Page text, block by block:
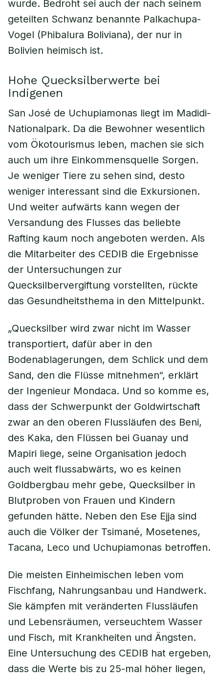
wurde. Bedroht sei auch der nach seinem
geteilten Schwanz benannte Palkachupa-
Vogel (Phibalura Boliviana), der nur in
Bolivien heimisch ist.
Hohe Quecksilberwerte bei
Indigenen
San José de Uchupiamonas liegt im Madidi-
Nationalpark. Da die Bewohner wesentlich
vom Ökotourismus leben, machen sie sich
auch um ihre Einkommensquelle Sorgen.
Je weniger Tiere zu sehen sind, desto
weniger interessant sind die Exkursionen.
Und weiter aufwärts kann wegen der
Versandung des Flusses das beliebte
Rafting kaum noch angeboten werden. Als
die Mitarbeiter des CEDIB die Ergebnisse
der Untersuchungen zur
Quecksilbervergiftung vorstellten, rückte
das Gesundheitsthema in den Mittelpunkt.
„Quecksilber wird zwar nicht im Wasser
transportiert, dafür aber in den
Bodenablagerungen, dem Schlick und dem
Sand, den die Flüsse mitnehmen“, erklärt
der Ingenieur Mondaca. Und so komme es,
dass der Schwerpunkt der Goldwirtschaft
zwar an den oberen Flussläufen des Beni,
des Kaka, den Flüssen bei Guanay und
Mapiri liege, seine Organisation jedoch
auch weit flussabwärts, wo es keinen
Goldbergbau mehr gebe, Quecksilber in
Blutproben von Frauen und Kindern
gefunden hätte. Neben den Ese Ejja sind
auch die Völker der Tsimané, Mosetenes,
Tacana, Leco und Uchupiamonas betroffen.
Die meisten Einheimischen leben vom
Fischfang, Nahrungsanbau und Handwerk.
Sie kämpfen mit veränderten Flussläufen
und Lebensräumen, verseuchtem Wasser
und Fisch, mit Krankheiten und Ängsten.
Eine Untersuchung des CEDIB hat ergeben,
dass die Werte bis zu 25-mal höher liegen,